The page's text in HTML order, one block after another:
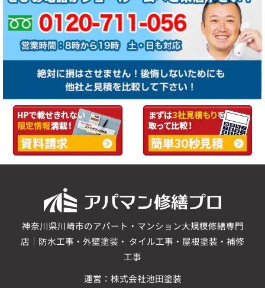
神奈川県川崎市のアパート・マンション大規模修繕専門
店｜防水工事・外壁塗装・ タイル工事・屋根塗装・補修
工事
運営：株式会社池田塗装